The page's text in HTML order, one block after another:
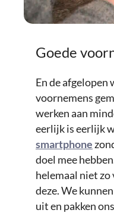
Goede
En de afgelopen
voornemens
werken aan
eerlijk is eerlijk
smartphone
doel mee
helemaal niet zo
deze. We
uit en pakken